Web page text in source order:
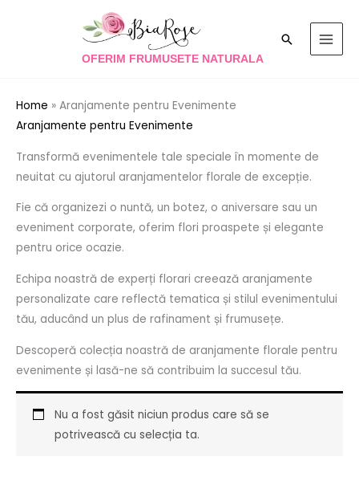
OFERIM FRUMUSETE NATURALA
Search
Home » Aranjamente pentru Evenimente
Aranjamente pentru Evenimente
Transformă evenimentele tale speciale în momente de
neuitat cu ajutorul aranjamentelor florale de excepție.
Fie că organizezi o nuntă, un botez, o aniversare sau un
eveniment corporate, oferim flori proaspete și elegante
pentru orice ocazie.
Echipa noastră de experți florari creează aranjamente
personalizate care reflectă tematica și stilul evenimentului
tău, aducând un plus de rafinament și frumusețe.
Descoperă colecția noastră de aranjamente florale pentru
evenimente și lasă-ne să contribuim la succesul tău.
Nu a fost găsit niciun produs care să se
potrivească cu selecția ta.